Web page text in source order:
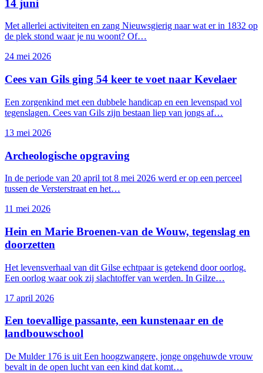
Bezienswaardigheden
14 juni
Met allerlei activiteiten en zang Nieuwsgierig naar wat er in 1832 op
de plek stond waar je nu woont? Of…
24 mei 2026
Cees van Gils ging 54 keer te voet naar Kevelaer
Een zorgenkind met een dubbele handicap en een levenspad vol
tegenslagen. Cees van Gils zijn bestaan liep van jongs af…
13 mei 2026
Archeologische opgraving
In de periode van 20 april tot 8 mei 2026 werd er op een perceel
tussen de Versterstraat en het…
11 mei 2026
Hein en Marie Broenen-van de Wouw, tegenslag en
doorzetten
Het levensverhaal van dit Gilse echtpaar is getekend door oorlog.
Een oorlog waar ook zij slachtoffer van werden. In Gilze…
17 april 2026
Een toevallige passante, een kunstenaar en de
landbouwschool
De Mulder 176 is uit Een hoogzwangere, jonge ongehuwde vrouw
bevalt in de open lucht van een kind dat komt…